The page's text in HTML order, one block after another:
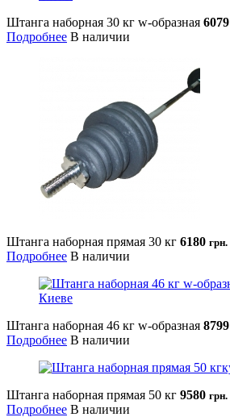
Штанга наборная 30 кг w-образная 6079
Подробнее В наличии
Штанга наборная прямая 30 кг 6180 грн.
Подробнее В наличии
Штанга наборная 46 кг w-образная 8799
Подробнее В наличии
Штанга наборная прямая 50 кг 9580 грн.
Подробнее В наличии